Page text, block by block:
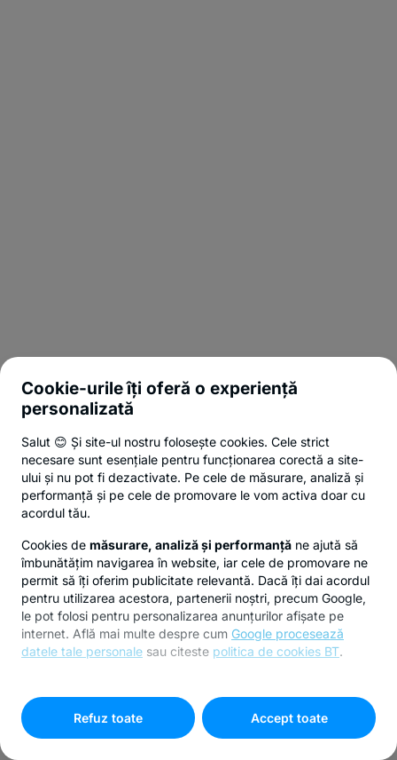
Cookie-urile îți oferă o experiență
personalizată
Salut 😊 Și site-ul nostru folosește cookies. Cele strict
necesare sunt esențiale pentru funcționarea corectă a site-
ului și nu pot fi dezactivate. Pe cele de măsurare, analiză și
performanță și pe cele de promovare le vom activa doar cu
acordul tău.
Cookies de măsurare, analiză și performanță ne ajută să
îmbunătățim navigarea în website, iar cele de promovare ne
permit să îți oferim publicitate relevantă. Dacă îți dai acordul
pentru utilizarea acestora, partenerii noștri, precum Google,
le pot folosi pentru personalizarea anunțurilor afișate pe
internet. Află mai multe despre cum Google procesează
datele tale personale sau citeste politica de cookies BT.
cookies"
Refuz toate
Accept toate